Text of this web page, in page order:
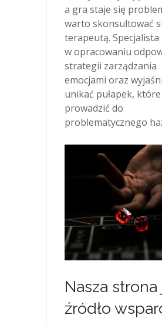
a gra staje się
warto skonsultować
terapeutą. Specjalista
w opracowaniu
strategii zarządzania
emocjami oraz
unikać pułapek,
prowadzić do
problematycznego
Nasza strona
źródło